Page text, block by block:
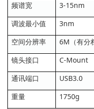
频谱宽
3-15nm
调波最小值
3nm
空间分辨率
6M（有分
镜头接口
C-Mount
通讯端口
USB3.0
重量
1750g